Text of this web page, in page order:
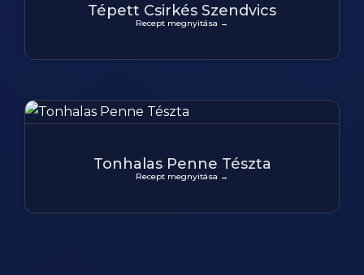
Tépett Csirkés Szendvics
Recept megnyitása →
Tonhalas Penne Tészta
Recept megnyitása →